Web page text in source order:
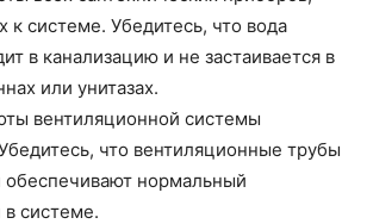
к системе. Убедитесь, что вода
в канализацию и не застаивается в
или унитазах.
вентиляционной системы
что вентиляционные трубы
обеспечивают нормальный
системе.